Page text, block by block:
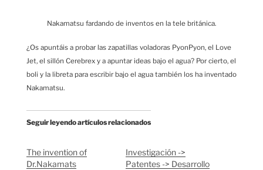
Nakamatsu fardando de inventos en la tele británica.
¿Os apuntáis a probar las zapatillas voladoras PyonPyon, el Love
Jet, el sillón Cerebrex y a apuntar ideas bajo el agua? Por cierto, el
boli y la libreta para escribir bajo el agua también los ha inventado
Nakamatsu.
Seguir leyendo artículos relacionados
The invention of
Dr.Nakamats
Investigación ->
Patentes -> Desarrollo